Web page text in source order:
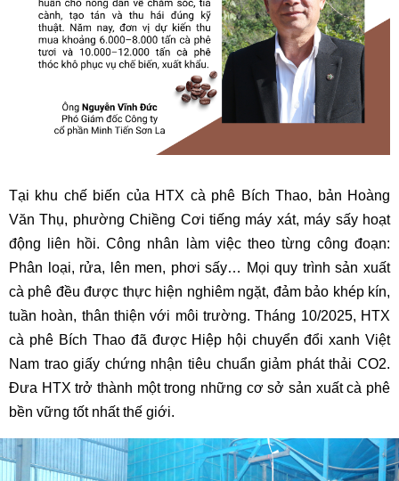
Tại khu chế biến của HTX cà phê Bích Thao, bản Hoàng
Văn Thụ, phường Chiềng Cơi tiếng máy xát, máy sấy hoạt
động liên hồi. Công nhân làm việc theo từng công đoạn:
Phân loại, rửa, lên men, phơi sấy… Mọi quy trình sản xuất
cà phê đều được thực hiện nghiêm ngặt, đảm bảo khép kín,
tuần hoàn, thân thiện với môi trường. Tháng 10/2025, HTX
cà phê Bích Thao đã được Hiệp hội chuyển đổi xanh Việt
Nam trao giấy chứng nhận tiêu chuẩn giảm phát thải CO2.
Đưa HTX trở thành một trong những cơ sở sản xuất cà phê
bền vững tốt nhất thế giới.